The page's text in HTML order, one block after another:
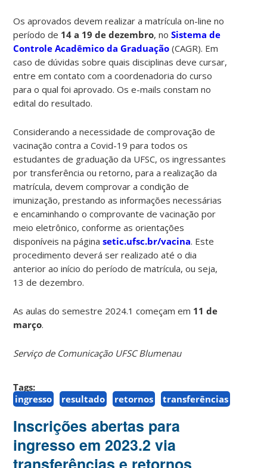
Os aprovados devem realizar a matrícula on-line no
período de 14 a 19 de dezembro, noSistema de
Controle Acadêmico da Graduação (CAGR). Em
caso de dúvidas sobre quais disciplinas deve cursar,
entre em contato com a coordenadoria do curso
para o qual foi aprovado. Os e-mails constam no
edital do resultado.
Considerando a necessidade de comprovação de
vacinação contra a Covid-19 para todos os
estudantes de graduação da UFSC, os ingressantes
por transferência ou retorno, para a realização da
matrícula, devem comprovar a condição de
imunização, prestando as informações necessárias
e encaminhando o comprovante de vacinação por
meio eletrônico, conforme as orientações
disponíveis na páginasetic.ufsc.br/vacina. Este
procedimento deverá ser realizado até o dia
anterior ao início do período de matrícula, ou seja,
13 de dezembro.
As aulas do semestre 2024.1 começam em 11 de
março.
Serviço de Comunicação UFSC Blumenau
Tags:
ingresso
resultado retornos transferências
Inscrições abertas para
ingresso em 2023.2 via
transferências e retornos